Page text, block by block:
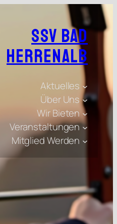
SSV Bad
Herrenalb
Aktuelles
Über Uns
Wir Bieten
Veranstaltungen
Mitglied Werden